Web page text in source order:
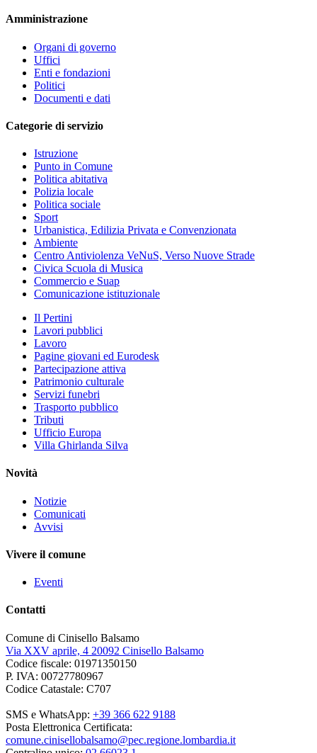
Amministrazione
Organi di governo
Uffici
Enti e fondazioni
Politici
Documenti e dati
Categorie di servizio
Istruzione
Punto in Comune
Politica abitativa
Polizia locale
Politica sociale
Sport
Urbanistica, Edilizia Privata e Convenzionata
Ambiente
Centro Antiviolenza VeNuS, Verso Nuove Strade
Civica Scuola di Musica
Commercio e Suap
Comunicazione istituzionale
Il Pertini
Lavori pubblici
Lavoro
Pagine giovani ed Eurodesk
Partecipazione attiva
Patrimonio culturale
Servizi funebri
Trasporto pubblico
Tributi
Ufficio Europa
Villa Ghirlanda Silva
Novità
Notizie
Comunicati
Avvisi
Vivere il comune
Eventi
Contatti
Comune di Cinisello Balsamo
Via XXV aprile, 4 20092 Cinisello Balsamo
Codice fiscale: 01971350150
P. IVA: 00727780967
Codice Catastale: C707
SMS e WhatsApp: +39 366 622 9188
Posta Elettronica Certificata:
comune.cinisellobalsamo@pec.regione.lombardia.it